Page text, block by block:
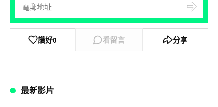
讚好0 看留言 分享
最新影片